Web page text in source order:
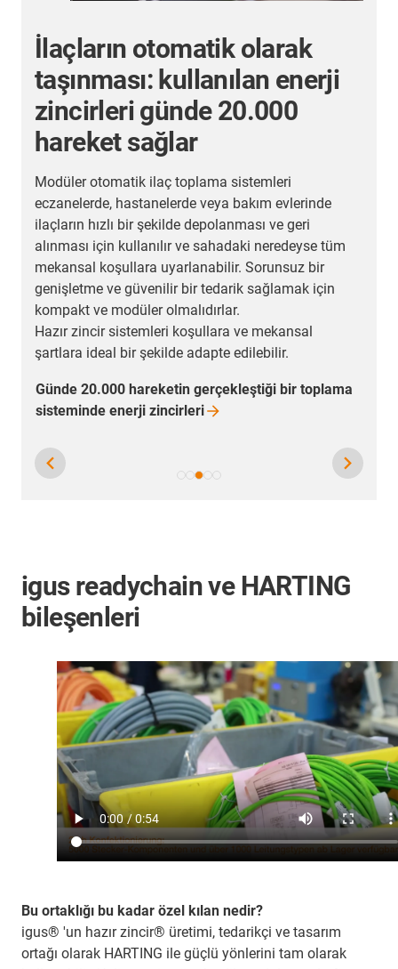
Esnek enerji tedarik
sistemleri ile yılda 3.000 kıyı
güç bağlantısı
Mongstad açık deniz üssü Norveç'te en sık
Denizi'ndeki açık deniz platformlarına ekipman
yüklemek için günde iki kez yer değiştirmektedir. Üs
günün her saati çalışmaktadır.
Bu nedenle igus® 'un güvenilir, sağlam ve esnek bir
kıyı güç kaynağı sistemi kullanılmaktadır. Koşumlu
bir e-spool, sistemi çeşitli rıhtımlar boyunca
konumlandırmak için forkliftler tarafından
taşınabilen üç metre uzunluğunda bir konteynere
entegre edilmiştir.
Kıyı güç bağlantıları
igus readychain ve HARTING
bileşenleri
Bu ortaklığı bu kadar özel kılan nedir?
igus® 'un hazır zincir® üretimi, tedarikçi ve tasarım
ortağı olarak HARTING ile güçlü yönlerini tam olarak